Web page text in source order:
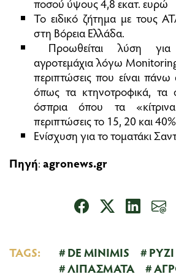
Το ειδικό ζήτηµα µε τους
στη Βόρεια Ελλάδα.
Προωθείται λύση
αγροτεµάχια λόγω
περιπτώσεις που είναι
όπως τα κτηνοτροφικά, τα
όσπρια όπου τα
περιπτώσεις το 15, 20 και
Ενίσχυση για το τοµατάκι
Πηγή:agronews.gr
TAGS: DE MINIMIS
ΡΥΖΙ
ΛΙΠΑΣΜΑΤΑ